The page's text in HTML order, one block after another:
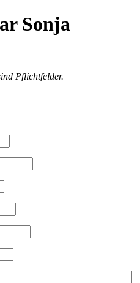
Sonja
Pflichtfelder.